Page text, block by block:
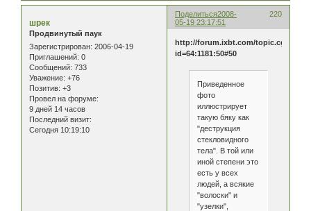
Поделиться 220
2008-
05-19 23:17:51
шрек
Продвинутый паук
Зарегистрирован: 2006-04-19
Приглашений: 0
Сообщений: 733
Уважение: +76
Позитив: +3
Провел на форуме:
9 дней 14 часов
Последний визит:
Сегодня 10:19:10
http://forum.ixbt.com/topic.cgi?
id=64:1181:50#50
Приведенное
фото
иллюстрирует
такую бяку как
"деструкция
стекловидного
тела". В той или
иной степени это
есть у всех
людей, а всякие
"волоски" и
"узелки",